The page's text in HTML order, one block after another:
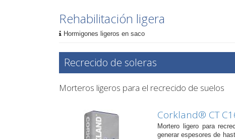
Rehabilitación ligera
Hormigones ligeros en saco
Recrecido de soleras
Morteros ligeros para el recrecido de suelos
Corkland® CT
Mortero ligero para
generar espesores de